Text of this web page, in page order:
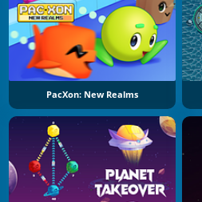
PacXon: New Realms